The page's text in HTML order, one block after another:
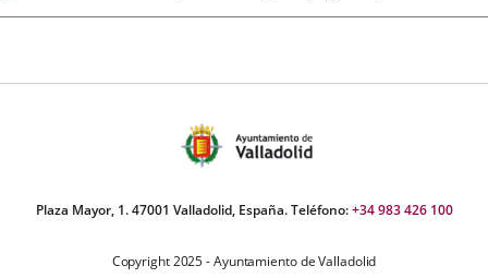
Plaza Mayor, 1. 47001 Valladolid, España. Teléfono:+34 983 426 100
Copyright 2025 - Ayuntamiento de Valladolid